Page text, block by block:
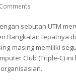
sebutan UTM
tepatnya
masing memiliki
Club (Triple-C)